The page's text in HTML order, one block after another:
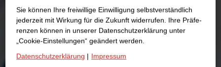
Sie können Ihre freiwillige Einwilligung selbstverständlich
jederzeit mit Wirkung für die Zukunft widerrufen. Ihre Prä­fe­
renzen können in unserer Datenschutzerklärung unter
„Cookie-Einstellungen“ geändert werden.
Datenschutzerklärung | Impressum